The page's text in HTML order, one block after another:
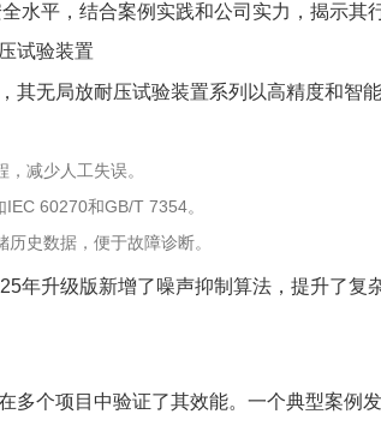
水平，结合案例实践和公司实力，揭示其
试验装置
其无局放耐压试验装置系列以高精度和
减少人工失误。
60270和GB/T 7354。
史数据，便于故障诊断。
年升级版新增了噪声抑制算法，提升了
多个项目中验证了其效能。一个典型案